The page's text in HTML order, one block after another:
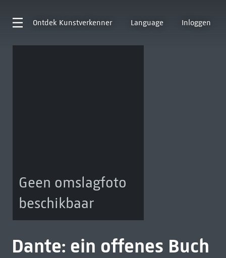
Ontdek Kunstverkenner Language Inloggen
Geen omslagfoto
beschikbaar
Dante: ein offenes Buch